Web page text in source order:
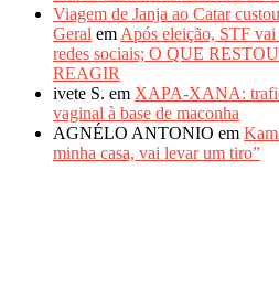
Viagem de Janja ao Catar
Geral em Após eleição, STF vai
redes sociais; O QUE
REAGIR
ivete S. em XAPA-XANA:
vaginal à base de maconha
AGNÉLO ANTONIO em
minha casa, vai levar um tiro”